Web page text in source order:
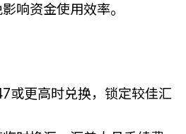
响资金使用效率。
或更高时兑换，锁定较佳汇